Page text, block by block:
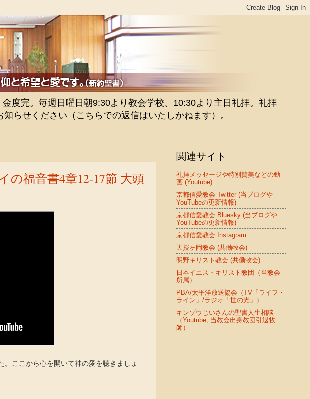
度完。毎週日曜日朝9:30より教会学校、10:30より主日礼拝。礼拝
らせください（こちらでの返信はいたしかねます）。
の福音書4章12-17節 大頭
ここから心を開いて神の愛を聴きましょ
関連サイト
礼拝メッセージや特別賛美などの動
画 (Youtube)
京都信愛教会 Twitter (当ブログや
YouTubeの更新情報)
京都信愛教会 Bluesky (当ブログや
YouTubeの更新情報)
京都信愛教会 Instagram
天授ヶ岡教会 (共働牧会)
明野キリスト教会 (共働牧会)
日本イエス・キリスト教団（当教会
所属）
PBA/太平洋放送協会（TV「ライフ・
ライン」/ラジオ「世の光」）
キンゾウじいさんの聖書人生相談
（Youtube, 当教会出身教団引退牧
師）